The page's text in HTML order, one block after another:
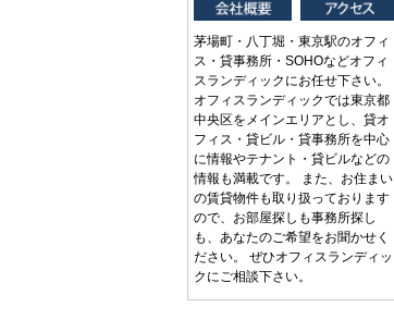
茅場町・八丁堀・東京駅のオフィ
ス・貸事務所・SOHOなどオフィ
スランディックにお任せ下さい。
オフィスランディックでは東京都
中央区をメインエリアとし、貸オ
フィス・貸ビル・貸事務所を中心
に情報やテナント・貸ビルなどの
情報も満載です。 また、お住まい
の賃貸物件も取り扱っております
ので、お部屋探しも事務所探し
も、あなたのご希望をお聞かせく
ださい。 ぜひオフィスランディッ
クにご相談下さい。